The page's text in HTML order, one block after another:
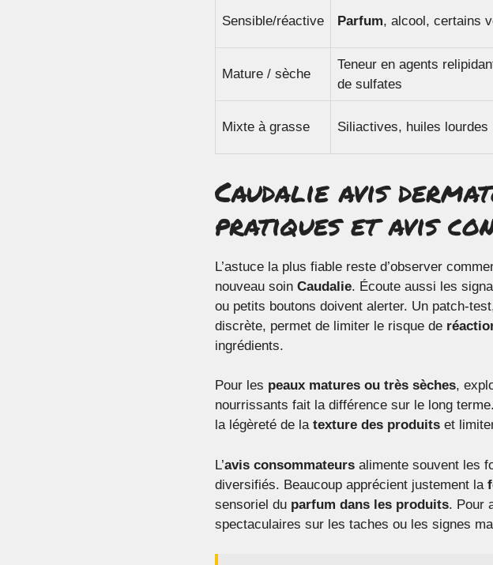
Sensible/réactive Parfum, alcool, certains
Mature / sèche
Teneur en agents
de sulfates
Mixte à grasse Siliactives, huiles lourdes
Caudalie avis
pratiques et avis
L’astuce la plus fiable reste d’observer
nouveau soin Caudalie. Écoute aussi les
ou petits boutons doivent alerter. Un patch-
discrète, permet de limiter le risque de
ingrédients.
Pour les peaux matures ou très sèches,
nourrissants fait la différence sur le long
la légèreté de la texture des produits et
L’avis consommateurs alimente souvent les
diversifiés. Beaucoup apprécient justement la
sensoriel du parfum dans les produits. Pour
spectaculaires sur les taches ou les signes